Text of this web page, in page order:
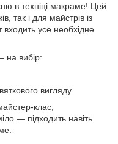
в техніці макраме! Цей
так і для майстрів із
входить усе необхідне
на вибір:
вигляду
клас,
— підходить навіть